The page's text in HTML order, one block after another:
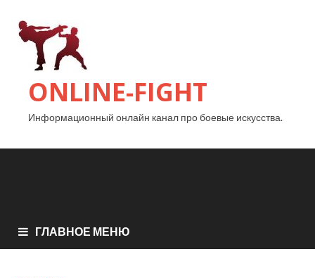
ONLINE-FIGHT
Информационный онлайн канал про боевые искусства.
ГЛАВНОЕ МЕНЮ